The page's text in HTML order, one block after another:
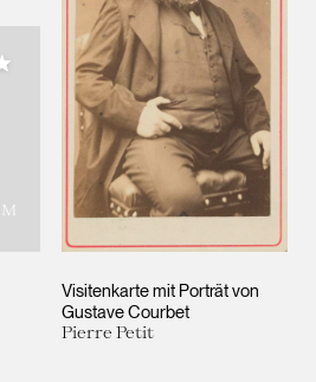
Meiner Sammlung hinzufügen
Visitenkarte mit Porträt von
Gustave Courbet
Pierre Petit